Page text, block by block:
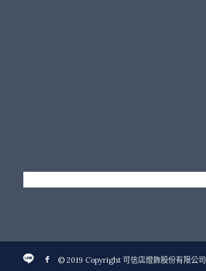
© 2019 Copyright 可信店燈飾股份有限公司